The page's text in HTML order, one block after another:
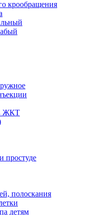
крообращения
ЖКТ
простуде
полоскания
детям